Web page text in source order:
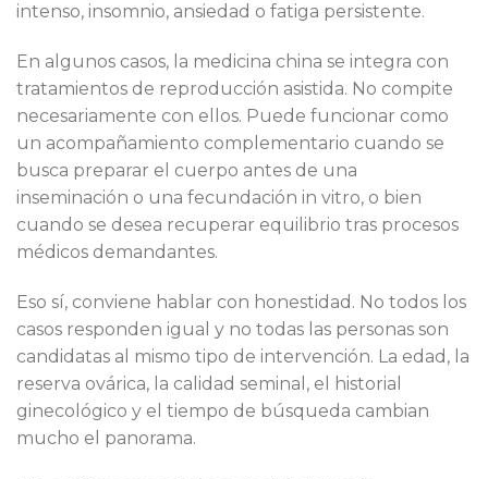
intenso, insomnio, ansiedad o fatiga persistente.
En algunos casos, la medicina china se integra con
tratamientos de reproducción asistida. No compite
necesariamente con ellos. Puede funcionar como
un acompañamiento complementario cuando se
busca preparar el cuerpo antes de una
inseminación o una fecundación in vitro, o bien
cuando se desea recuperar equilibrio tras procesos
médicos demandantes.
Eso sí, conviene hablar con honestidad. No todos los
casos responden igual y no todas las personas son
candidatas al mismo tipo de intervención. La edad, la
reserva ovárica, la calidad seminal, el historial
ginecológico y el tiempo de búsqueda cambian
mucho el panorama.